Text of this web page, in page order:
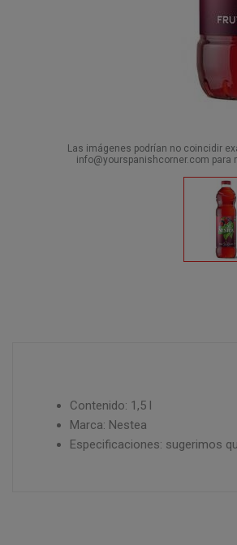
Las imágenes podrían no coincidir
info@yourspanishcorner.com
Contenido: 1,5 l
Marca: Nestea
Especificaciones: sugerimos